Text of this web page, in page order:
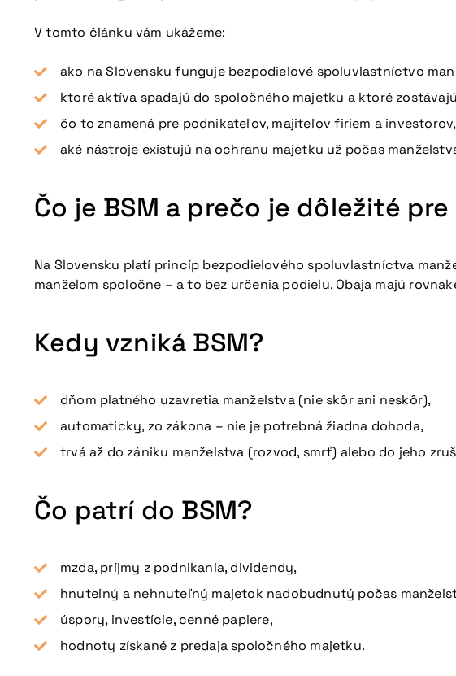
V tomto článku vám ukážeme:
ako na Slovensku funguje bezpodielové spoluvlastníctvo
ktoré aktíva spadajú do spoločného majetku a ktoré
čo to znamená pre podnikateľov, majiteľov firiem a investorov,
aké nástroje existujú na ochranu majetku už počas
Čo je BSM a prečo je dôležité
Na Slovensku platí princíp bezpodielového spoluvlastníctva
manželom spoločne – a to bez určenia podielu. Obaja majú
Kedy vzniká BSM?
dňom platného uzavretia manželstva (nie skôr ani neskôr),
automaticky, zo zákona – nie je potrebná žiadna dohoda,
trvá až do zániku manželstva (rozvod, smrť) alebo do jeho
Čo patrí do BSM?
mzda, príjmy z podnikania, dividendy,
hnuteľný a nehnuteľný majetok nadobudnutý počas
úspory, investície, cenné papiere,
hodnoty získané z predaja spoločného majetku.